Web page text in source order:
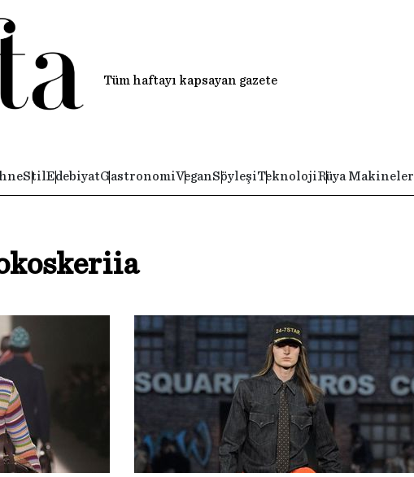
Tüm haftayı kapsayan gazete
Stil EdebiyatGastronomiVeganSöyleşiTeknolojiRüya Makineler